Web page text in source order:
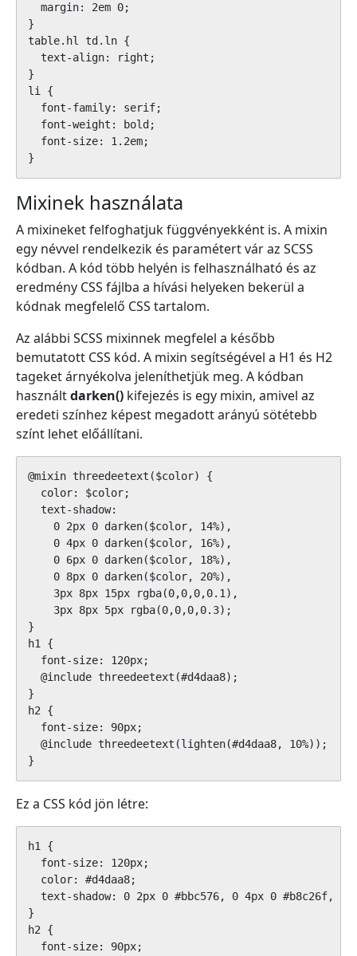
  margin: 2em 0;
}
table.hl td.ln {
  text-align: right;
}
li {
  font-family: serif;
  font-weight: bold;
  font-size: 1.2em;
}
Mixinek használata
​A mixineket felfoghatjuk függvényekként is. A mixin
egy névvel rendelkezik és paramétert vár az SCSS
kódban. A kód több helyén is felhasználható és az
eredmény CSS fájlba a hívási helyeken bekerül a
kódnak megfelelő CSS tartalom.
Az alábbi SCSS mixinnek megfelel a később
bemutatott CSS kód. A mixin segítségével a H1 és H2
tageket árnyékolva jeleníthetjük meg. A kódban
használtdarken() kifejezés is egy mixin, amivel az
eredeti színhez képest megadott arányú sötétebb
színt lehet előállítani.
@mixin threedeetext($color) {
  color: $color;
  text-shadow:
    0 2px 0 darken($color, 14%),
    0 4px 0 darken($color, 16%),
    0 6px 0 darken($color, 18%),
    0 8px 0 darken($color, 20%),
    3px 8px 15px rgba(0,0,0,0.1),
    3px 8px 5px rgba(0,0,0,0.3);
}
h1 {
  font-size: 120px;
  @include threedeetext(#d4daa8);
}
h2 {
  font-size: 90px;
  @include threedeetext(lighten(#d4daa8, 10%));
}
Ez a CSS kód jön létre:
h1 {
  font-size: 120px;
  color: #d4daa8;
text-shadow: 0 2px 0 #bbc576, 0 4px 0 #b8c26f, 0
}
h2 {
  font-size: 90px;